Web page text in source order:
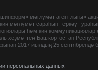
мәғлүмәт агентлығы»
мәғлүмәт сараһын теркәү
һәм киң коммуникациялар
хеҙмәттең Башҡортостан
2017 йылдың 25 сентябрендә
персональных данных